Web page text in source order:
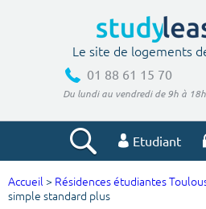
Le site de logements
01 88 61 15 70
Du lundi au vendredi de 9h à 18h
Etudiant
Votre
Accueil > Résidences étudiantes
simple standard plus